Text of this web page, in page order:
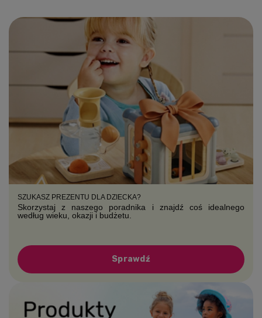
SZUKASZ PREZENTU DLA DZIECKA?
Skorzystaj z naszego poradnika i znajdź coś idealnego
według wieku, okazji i budżetu.
Sprawdź